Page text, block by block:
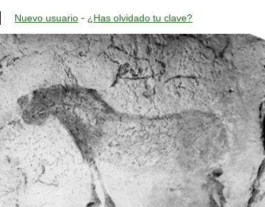
Nuevo usuario - ¿Has olvidado tu clave?